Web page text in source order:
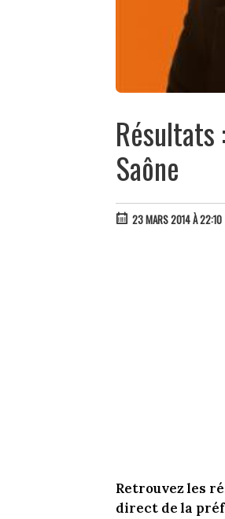
Résultats
Saône
23 MARS 2014 À 22:10
Retrouvez les
direct de la